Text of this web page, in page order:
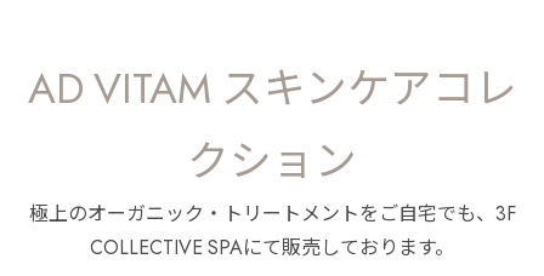
AD VITAM スキンケアコレ
クション
極上のオーガニック・トリートメントをご自宅でも、3F
COLLECTIVE SPAにて販売しております。